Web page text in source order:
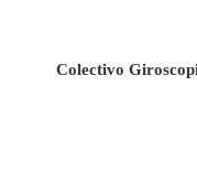
Colectivo